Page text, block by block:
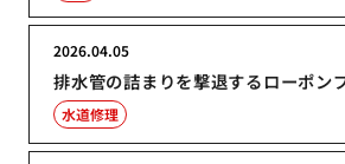
排水管の詰まりを撃退するローポン
2026.04.05
水道修理